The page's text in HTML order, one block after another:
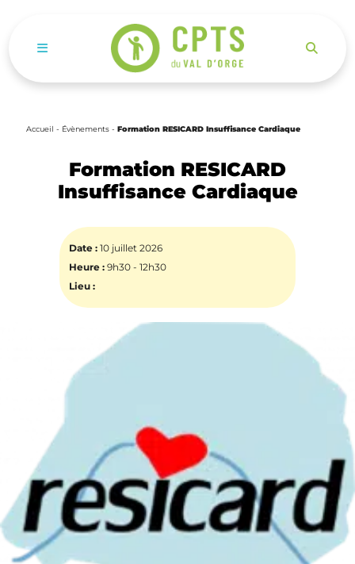
Ouvrir le menu de navigation mobile
Accueil - Évènements - Formation RESICARD Insuffisance Cardiaque
Formation RESICARD
Insuffisance Cardiaque
Date : 10 juillet 2026
Heure : 9h30 - 12h30
Lieu :